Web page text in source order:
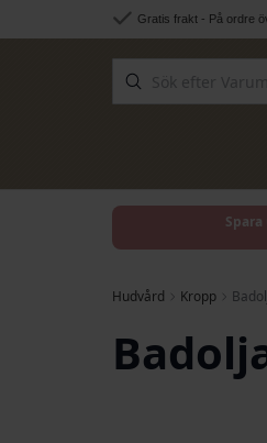
Hoppa till innehålletGratis frakt - På ordre
Hudvård Kropp